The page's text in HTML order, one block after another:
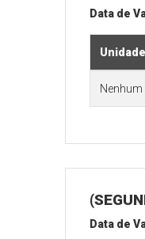
Data de
Unidade
Data de